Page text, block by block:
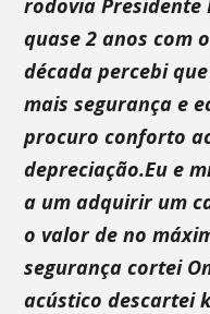
rodovia Presidente
quase 2 anos com
década percebi
mais segurança e
procuro conforto
depreciação.Eu e
a um adquirir um
o valor de no
segurança cortei
acústico descartei